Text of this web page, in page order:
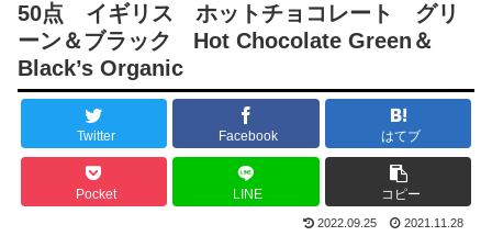
50点 イギリス ホットチョコレート グリ
ーン＆ブラック Hot Chocolate Green＆
Black’s Organic
Twitter Facebook はてブ
Pocket LINE コピー
2022.09.25 2021.11.28